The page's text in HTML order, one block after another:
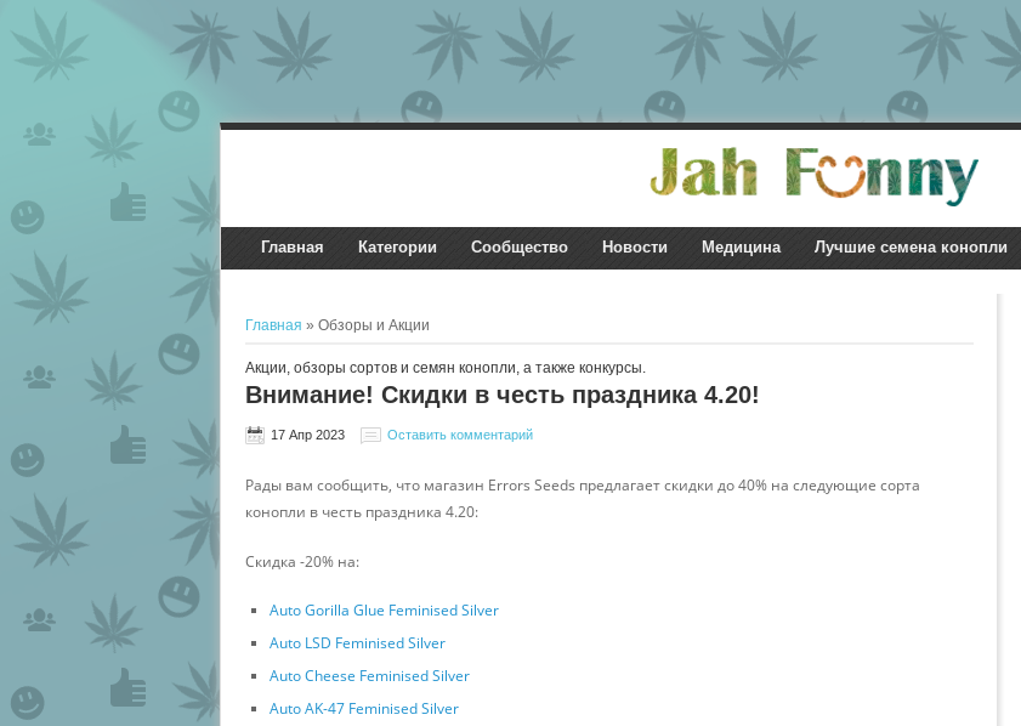
Главная Категории Сообщество Новости Медицина Лучшие семена конопли
Главная » Обзоры и Акции
Акции, обзоры сортов и семян конопли, а также конкурсы.
Внимание! Скидки в честь праздника 4.20!
17 Апр 2023 Оставить комментарий
Рады вам сообщить, что магазин Errors Seeds предлагает скидки до 40% на следующие сорта
конопли в честь праздника 4.20:
Скидка -20% на:
Auto Gorilla Glue Feminised Silver
Auto LSD Feminised Silver
Auto Cheese Feminised Silver
Auto AK-47 Feminised Silver